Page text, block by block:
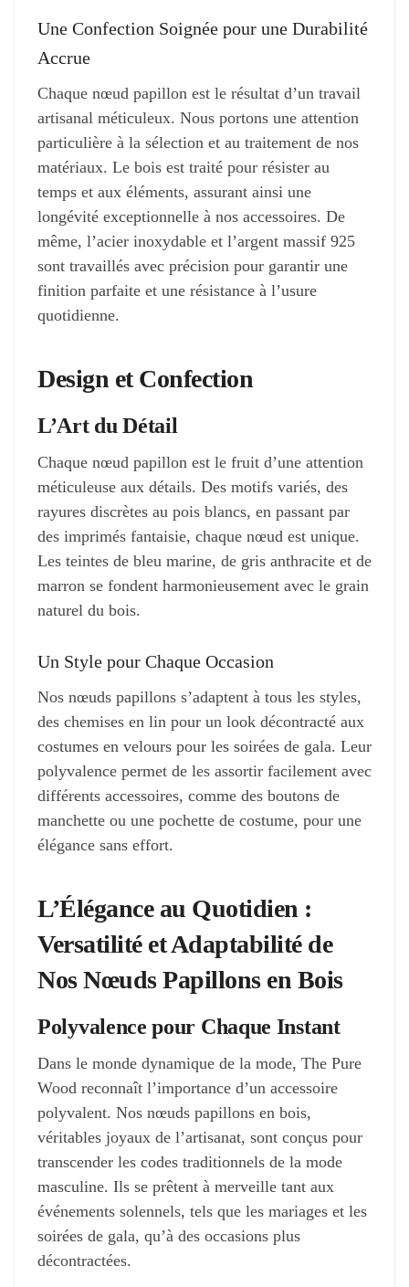
Une Confection Soignée pour une Durabilité
Accrue
Chaque nœud papillon est le résultat d’un travail
artisanal méticuleux. Nous portons une attention
particulière à la sélection et au traitement de nos
matériaux. Le bois est traité pour résister au
temps et aux éléments, assurant ainsi une
longévité exceptionnelle à nos accessoires. De
même, l’acier inoxydable et l’argent massif 925
sont travaillés avec précision pour garantir une
finition parfaite et une résistance à l’usure
quotidienne.
Design et Confection
L’Art du Détail
Chaque nœud papillon est le fruit d’une attention
méticuleuse aux détails. Des motifs variés, des
rayures discrètes au pois blancs, en passant par
des imprimés fantaisie, chaque nœud est unique.
Les teintes de bleu marine, de gris anthracite et de
marron se fondent harmonieusement avec le grain
naturel du bois.
Un Style pour Chaque Occasion
Nos nœuds papillons s’adaptent à tous les styles,
des chemises en lin pour un look décontracté aux
costumes en velours pour les soirées de gala. Leur
polyvalence permet de les assortir facilement avec
différents accessoires, comme des boutons de
manchette ou une pochette de costume, pour une
élégance sans effort.
L’Élégance au Quotidien :
Versatilité et Adaptabilité de
Nos Nœuds Papillons en Bois
Polyvalence pour Chaque Instant
Dans le monde dynamique de la mode, The Pure
Wood reconnaît l’importance d’un accessoire
polyvalent. Nos nœuds papillons en bois,
véritables joyaux de l’artisanat, sont conçus pour
transcender les codes traditionnels de la mode
masculine. Ils se prêtent à merveille tant aux
événements solennels, tels que les mariages et les
soirées de gala, qu’à des occasions plus
décontractées.